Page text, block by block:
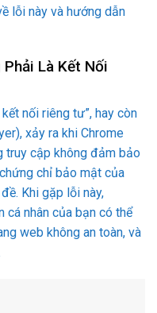
lỗi này và hướng dẫn
Phải Là Kết Nối
nối riêng tư”, hay còn
xảy ra khi Chrome
truy cập không đảm bảo
chỉ bảo mật của
Khi gặp lỗi này,
cá nhân của bạn có thể
web không an toàn, và